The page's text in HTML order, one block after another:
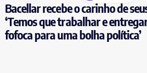
Bacellar recebe o carinho de
‘Temos que trabalhar e
fofoca para uma bolha política’